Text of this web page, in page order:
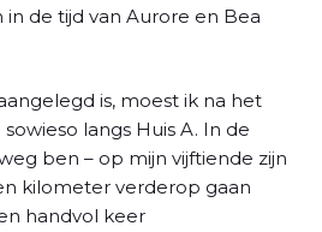
de tijd van Aurore en Bea
is, moest ik na het
langs Huis A. In de
ben – op mijn vijftiende zijn
kilometer verderop gaan
handvol keer